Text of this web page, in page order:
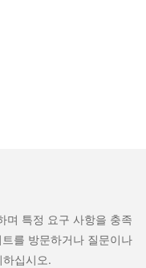
며 특정 요구 사항을 충족
를 방문하거나 질문이나
십시오.